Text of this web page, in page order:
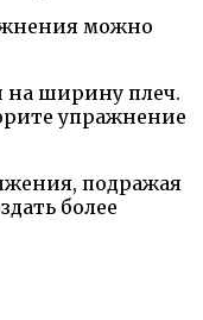
можно
на ширину плеч.
упражнение
подражая
более